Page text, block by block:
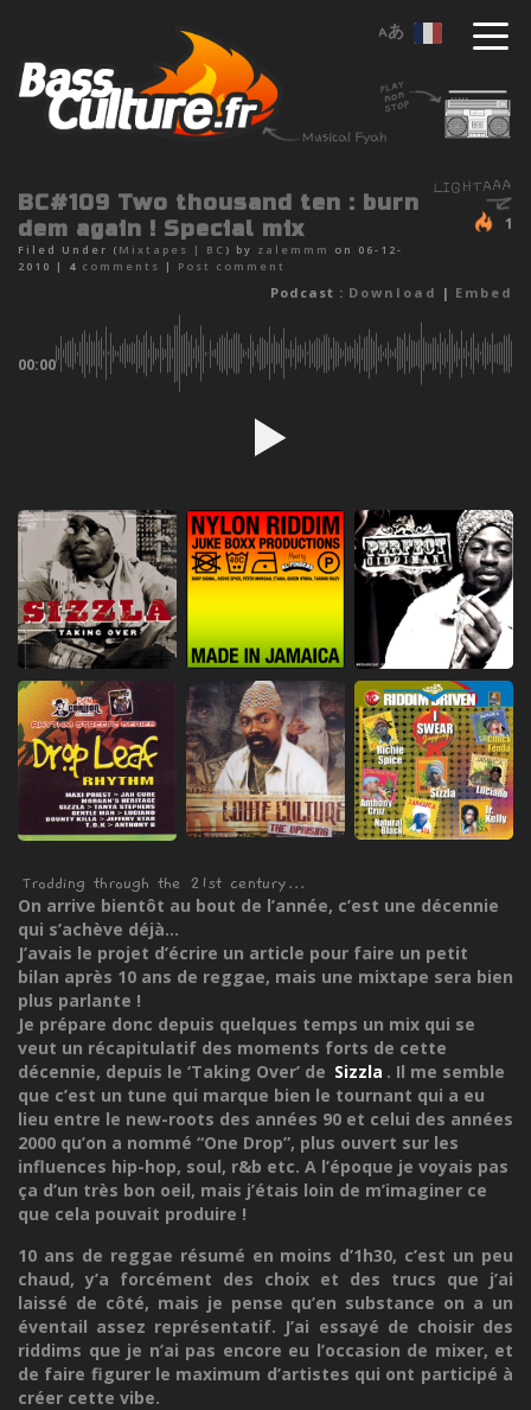
BC#109 Two thousand ten : burn
dem again ! Special mix
Filed Under ( Mixtapes | BC ) by zalemmm
on 06-12-
2010 | 4 comments | Post comment
1
Podcast : Download | Embed
00:00
Trodding through the 21st century...
On arrive bientôt au bout de l’année, c’est une décennie
qui s’achève déjà...
J’avais le projet d’écrire un article pour faire un petit
bilan après 10 ans de reggae, mais une mixtape sera bien
plus parlante !
Je prépare donc depuis quelques temps un mix qui se
veut un récapitulatif des moments forts de cette
décennie, depuis le ‘Taking Over’ de Sizzla . Il me semble
que c’est un tune qui marque bien le tournant qui a eu
lieu entre le new-roots des années 90 et celui des années
2000 qu’on a nommé “One Drop”, plus ouvert sur les
influences hip-hop, soul, r&b etc. A l’époque je voyais pas
ça d’un très bon oeil, mais j’étais loin de m’imaginer ce
que cela pouvait produire !
10 ans de reggae résumé en moins d’1h30, c’est un peu
chaud, y’a forcément des choix et des trucs que j’ai
laissé de côté, mais je pense qu’en substance on a un
éventail assez représentatif. J’ai essayé de choisir des
riddims que je n’ai pas encore eu l’occasion de mixer, et
de faire figurer le maximum d’artistes qui ont participé à
créer cette vibe.